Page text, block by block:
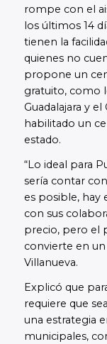
rompe con el
los últimos 14
tienen la
quienes no
propone un
gratuito, como
Guadalajara y
habilitado un
estado.
“Lo ideal para
sería contar
es posible, hay
con sus
precio, pero el
convierte en
Villanueva.
Explicó que
requiere que
una estrategia
municipales,